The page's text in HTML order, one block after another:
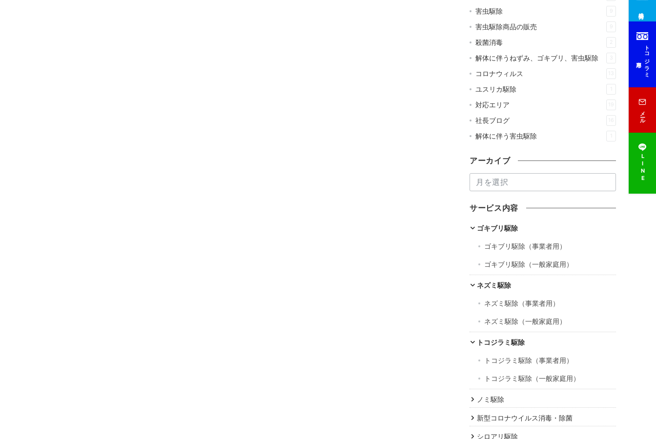
害虫駆除 9
害虫駆除商品の販売 9
殺菌消毒 2
解体に伴うねずみ、ゴキブリ、害虫駆除 3
コロナウィルス 13
ユスリカ駆除
対応エリア 19
社長ブログ 16
解体に伴う害虫駆除
アーカイブ
ー
カ
イ
ブ
サービス内容
ゴキブリ駆除
ゴキブリ駆除（事業者用）
ゴキブリ駆除（一般家庭用）
ネズミ駆除
ネズミ駆除（事業者用）
ネズミ駆除（一般家庭用）
トコジラミ駆除
トコジラミ駆除（事業者用）
トコジラミ駆除（一般家庭用）
ノミ駆除
新型コロナウイルス消毒・除菌
シロアリ駆除
トコジラミ
メール
LINE